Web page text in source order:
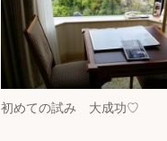
初めての試み 大成功♡